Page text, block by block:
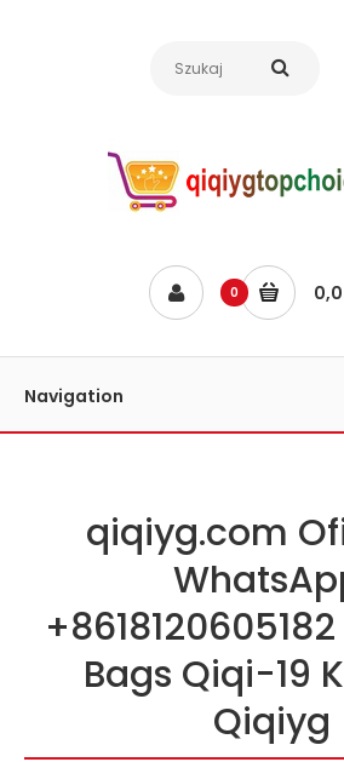
0
Navigation
qiqiyg.com
Bags Qiqi-19
Qiqiyg